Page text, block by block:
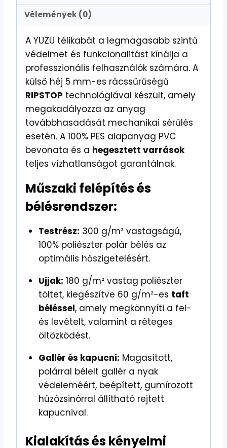
Vélemények (0)
A YUZU télikabát a legmagasabb szintű
védelmet és funkcionalitást kínálja a
professzionális felhasználók számára. A
külső héj 5 mm-es rácssűrűségű
RIPSTOP technológiával készült, amely
megakadályozza az anyag
továbbhasadását mechanikai sérülés
esetén. A 100% PES alapanyag PVC
bevonata és a hegesztett varrások
teljes vízhatlanságot garantálnak.
Műszaki felépítés és
bélésrendszer:
Testrész: 300 g/m² vastagságú,
100% poliészter polár bélés az
optimális hőszigetelésért.
Ujjak: 180 g/m² vastag poliészter
töltet, kiegészítve 60 g/m²-es taft
béléssel, amely megkönnyíti a fel-
és levételt, valamint a réteges
öltözködést.
Gallér és kapucni: Magasított,
polárral bélelt gallér a nyak
védeleméért, beépített, gumírozott
húzózsinórral állítható rejtett
kapucnival.
Kialakítás és kényelmi